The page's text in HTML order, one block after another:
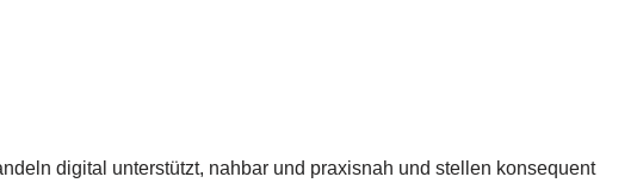
digital unterstützt, nahbar und praxisnah und stellen konsequent